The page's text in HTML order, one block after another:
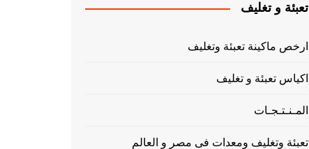
تعبئة و تغليف
ارخص ماكينة تعبئة وتغليف
اكياس تعبئة و تغليف
المـنـتـجـات
تعبئة وتغليف ومعدات فى مصر و العالم